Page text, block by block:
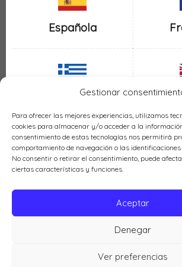
Gestionar
Para ofrecer las mejores experiencias, utilizamos
cookies para almacenar y/o acceder a la
consentimiento de estas tecnologías nos permitirá
comportamiento de navegación o las
No consentir o retirar el consentimiento, puede
ciertas características y funciones.
Aceptar
Denegar
Ver preferencias
Española
Griega
Italiana